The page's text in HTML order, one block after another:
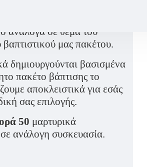
σχέδιο ζάρι
από στρογγυλό κουτάκι
ανάλογα σε θέμα του
βαπτιστικού μας πακέτου.
δημιουργούνται βασισμένα
πακέτο βάπτισης το
αποκλειστικά για εσάς
σας επιλογής.
50 μαρτυρικά
ανάλογη συσκευασία.